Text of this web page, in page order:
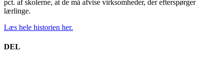
pct. af skolerne, at de må afvise virksomheder, der efterspørger
lærlinge.
Læs hele historien her.
DEL